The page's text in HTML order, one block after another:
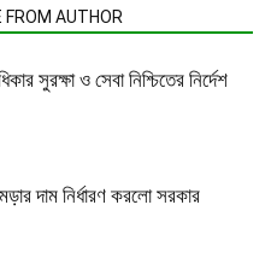
FROM AUTHOR
সুরক্ষা ও সেবা নিশ্চিতের নির্দেশ
দাম নির্ধারণ করলো সরকার